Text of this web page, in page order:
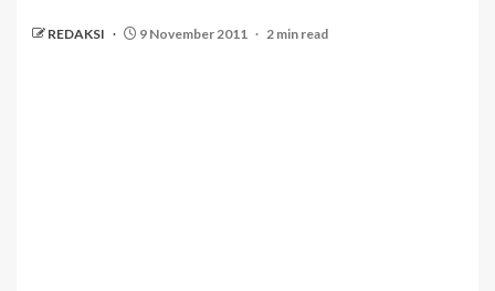
REDAKSI 9 November 2011 2 min read